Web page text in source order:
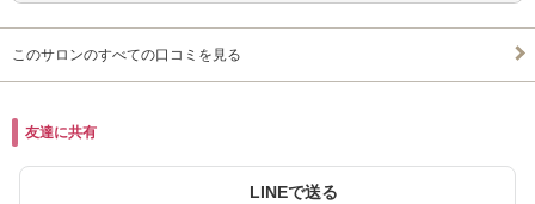
このサロンのすべての口コミを見る
友達に共有
LINEで送る